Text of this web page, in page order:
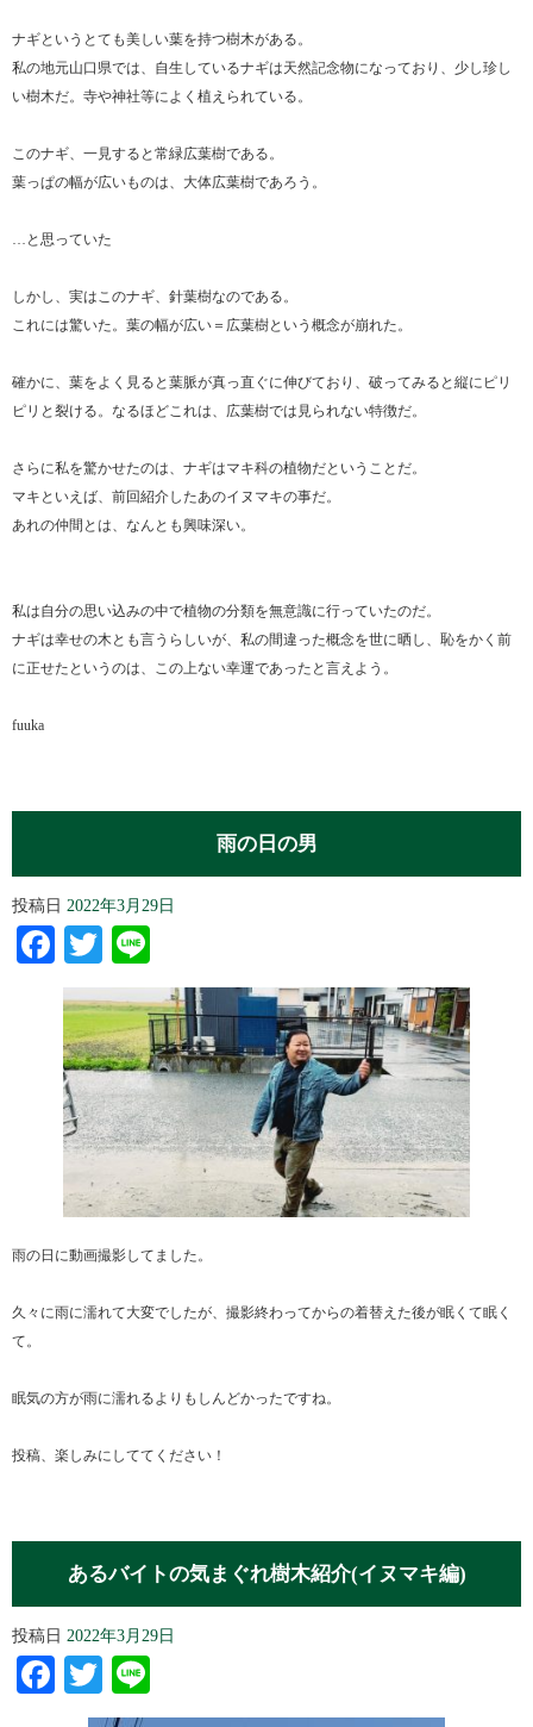
ナギというとても美しい葉を持つ樹木がある。
私の地元山口県では、自生しているナギは天然記念物になっており、少し珍し
い樹木だ。寺や神社等によく植えられている。
このナギ、一見すると常緑広葉樹である。
葉っぱの幅が広いものは、大体広葉樹であろう。
…と思っていた
しかし、実はこのナギ、針葉樹なのである。
これには驚いた。葉の幅が広い＝広葉樹という概念が崩れた。
確かに、葉をよく見ると葉脈が真っ直ぐに伸びており、破ってみると縦にピリ
ピリと裂ける。なるほどこれは、広葉樹では見られない特徴だ。
さらに私を驚かせたのは、ナギはマキ科の植物だということだ。
マキといえば、前回紹介したあのイヌマキの事だ。
あれの仲間とは、なんとも興味深い。
私は自分の思い込みの中で植物の分類を無意識に行っていたのだ。
ナギは幸せの木とも言うらしいが、私の間違った概念を世に晒し、恥をかく前
に正せたというのは、この上ない幸運であったと言えよう。
fuuka
雨の日の男
投稿日 2022年3月29日
Facebook
Twitter
雨の日に動画撮影してました。
久々に雨に濡れて大変でしたが、撮影終わってからの着替えた後が眠くて眠く
て。
眠気の方が雨に濡れるよりもしんどかったですね。
投稿、楽しみにしててください！
あるバイトの気まぐれ樹木紹介(イヌマキ編)
投稿日 2022年3月29日
Facebook
Twitter